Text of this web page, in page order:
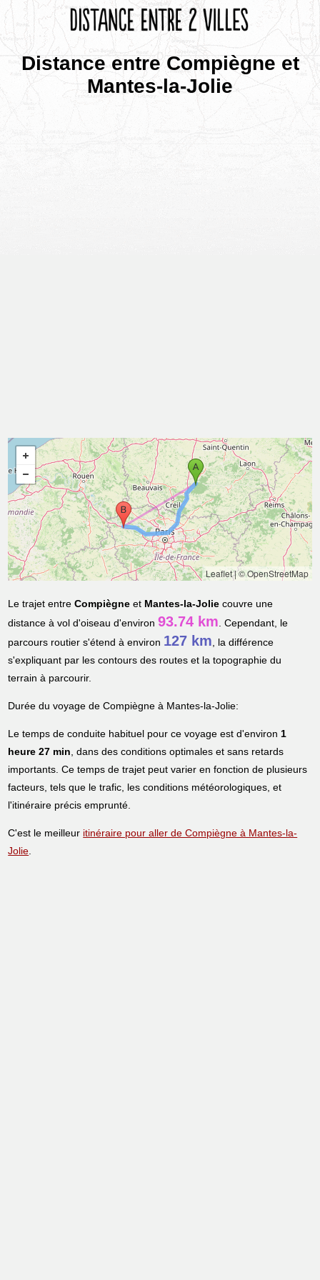
Distance entre Compiègne et
Mantes-la-Jolie
Leaflet|© OpenStreetMap
Le trajet entreCompiègne et Mantes-la-Jolie couvre une
distance à vol d'oiseau d'environ93.74 km. Cependant, le
parcours routier s'étend à environ 127 km, la différence
s'expliquant par les contours des routes et la topographie du
terrain à parcourir.
Durée du voyage de Compiègne à Mantes-la-Jolie:
Le temps de conduite habituel pour ce voyage est d'environ1
heure 27 min, dans des conditions optimales et sans retards
importants. Ce temps de trajet peut varier en fonction de plusieurs
facteurs, tels que le trafic, les conditions météorologiques, et
l'itinéraire précis emprunté.
C'est le meilleur itinéraire pour aller de Compiègne à Mantes-la-
Jolie.